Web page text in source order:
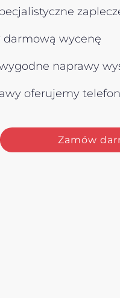
wycenę​
naprawy
oferujemy
Zamów